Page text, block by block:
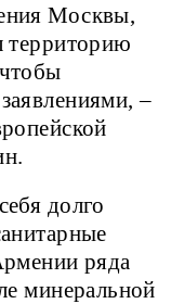
Москвы,
территорию
–
долго
ряда
минеральной